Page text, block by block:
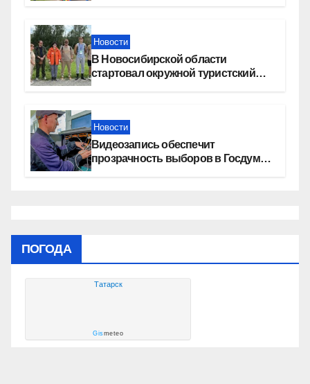
Новости
В Новосибирской области
стартовал окружной туристский
Новости
Видеозапись обеспечит
прозрачность выборов в Госдуму
ПОГОДА
Татарск
Gismeteo